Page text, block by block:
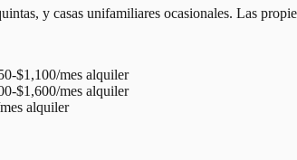
y casas unifamiliares ocasionales. Las
$1,100/mes alquiler
$1,600/mes alquiler
alquiler